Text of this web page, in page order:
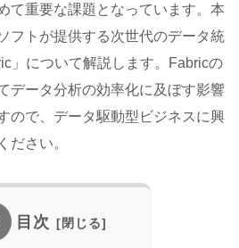
て重要な課題となっています。本
フトが提供する次世代のデータ統
」について解説します。Fabricの
データ分析の効率化に及ぼす影響
ので、データ駆動型ビジネスに興
ださい。
目次